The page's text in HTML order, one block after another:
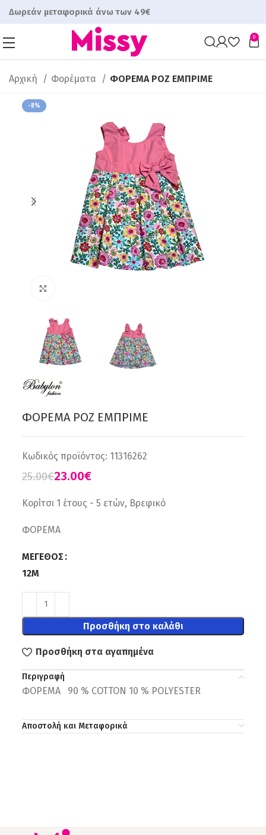
Δωρεάν μεταφορικά άνω των 49€
0
Αρχική Φορέματα ΦΟΡΕΜΑ ΡΟΖ ΕΜΠΡΙΜΕ
-8%
ΦΟΡΕΜΑ ΡΟΖ ΕΜΠΡΙΜΕ
Κωδικός προϊόντος: 11316262
25.00€23.00€
Κορίτσι 1 έτους - 5 ετών, Βρεφικό
ΦΟΡΕΜΑ
ΜΈΓΕΘΟΣ
12M
Προσθήκη στο καλάθι
Προσθήκη στα αγαπημένα
Περιγραφή
ΦΟΡΕΜΑ 90 % COTTON 10 % POLYESTER
Αποστολή και Μεταφορικά